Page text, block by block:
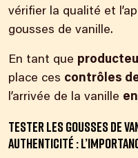
vérifier la qualité et
gousses de vanille.
En tant que
place ces contrôles
l’arrivée de la vanille
Tester les gousses de
authenticité :